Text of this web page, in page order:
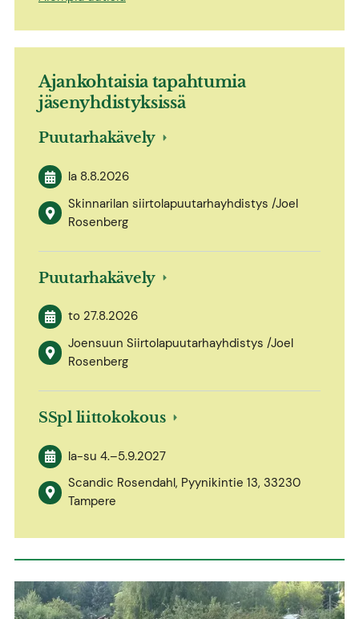
Ajankohtaisia tapahtumia
jäsenyhdistyksissä
Puutarhakävely
la 8.8.2026
Skinnarilan siirtolapuutarhayhdistys /Joel
Rosenberg
Puutarhakävely
to 27.8.2026
Joensuun Siirtolapuutarhayhdistys /Joel
Rosenberg
SSpl liittokokous
la-su 4.–5.9.2027
Scandic Rosendahl, Pyynikintie 13, 33230
Tampere